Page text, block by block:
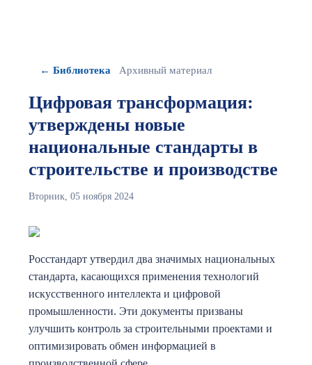
← Библиотека Архивный материал
Цифровая трансформация:
утверждены новые
национальные стандарты в
строительстве и производстве
Вторник, 05 ноября 2024
Росстандарт утвердил два значимых национальных
стандарта, касающихся применения технологий
искусственного интеллекта и цифровой
промышленности. Эти документы призваны
улучшить контроль за строительными проектами и
оптимизировать обмен информацией в